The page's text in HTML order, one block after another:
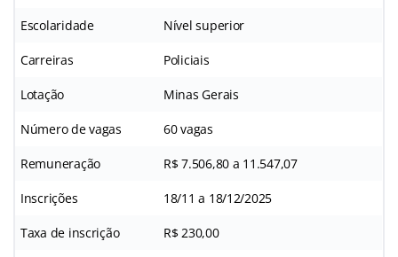
Escolaridade Nível superior
Carreiras Policiais
Lotação Minas Gerais
Número de vagas 60 vagas
Remuneração R$ 7.506,80 a 11.547,07
Inscrições 18/11 a 18/12/2025
Taxa de inscrição R$ 230,00